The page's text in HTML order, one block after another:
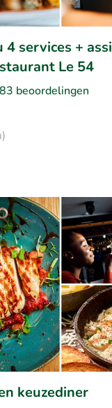
4 services +
Le 54
beoordelingen
keuzediner